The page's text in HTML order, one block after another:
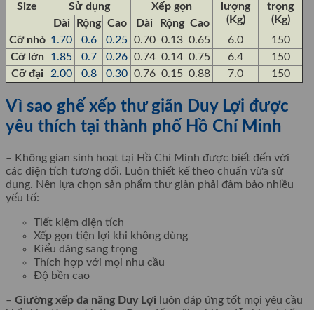
Size
lượng
(Kg)
trọng
(Kg)
Sử dụng
Xếp gọn
Dài
Rộng Cao Dài Rộng Cao
Cỡ nhỏ 1.70 0.6 0.25 0.70 0.13 0.65 6.0
150
Cỡ lớn
1.85 0.7 0.26 0.74 0.14 0.75 6.4
150
Cỡ đại
2.00 0.8 0.30 0.76 0.15 0.88 7.0 150
Vì sao ghế xếp thư giãn Duy Lợi được
yêu thích tại thành phố Hồ Chí Minh
– Không gian sinh hoạt tại Hồ Chí Minh được biết đến với
các diện tích tương đối. Luôn thiết kế theo chuẩn vừa sử
dụng. Nên lựa chọn sản phẩm thư giản phải đảm bảo nhiều
yếu tố:
Tiết kiệm diện tích
Xếp gọn tiện lợi khi không dùng
Kiểu dáng sang trọng
Thích hợp với mọi nhu cầu
Độ bền cao
– Giường xếp đa năng Duy Lợi luôn đáp ứng tốt mọi yêu cầu